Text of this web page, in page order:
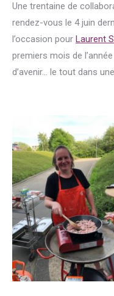
Une trentaine de
rendez-vous le 4 juin
l’occasion pour Laurent
premiers mois de
d’avenir… le tout dans